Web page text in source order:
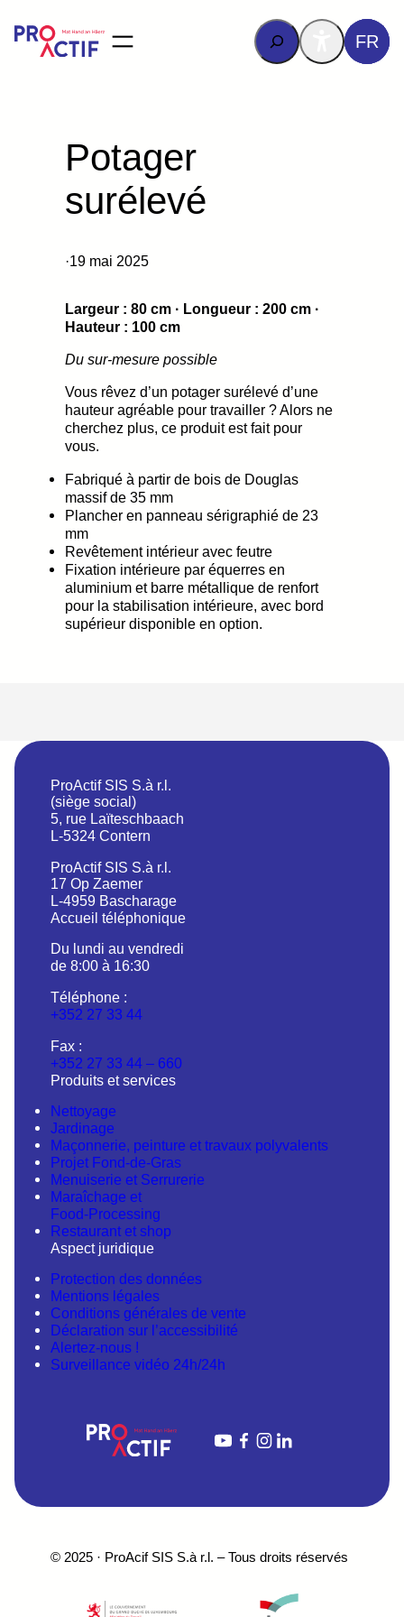
Rechercher
FR
Potager
surélevé
·19 mai 2025
Largeur : 80 cm · Longueur : 200 cm ·
Hauteur : 100 cm
Du sur-mesure possible
Vous rêvez d’un potager surélevé d’une
hauteur agréable pour travailler ? Alors ne
cherchez plus, ce produit est fait pour
vous.
Fabriqué à partir de bois de Douglas
massif de 35 mm
Plancher en panneau sérigraphié de 23
mm
Revêtement intérieur avec feutre
Fixation intérieure par équerres en
aluminium et barre métallique de renfort
pour la stabilisation intérieure, avec bord
supérieur disponible en option.
ProActif SIS S.à r.l.
(siège social)
5, rue Laïteschbaach
L-5324 Contern
ProActif SIS S.à r.l.
17 Op Zaemer
L-4959 Bascharage
Accueil téléphonique
Du lundi au vendredi
de 8:00 à 16:30
Téléphone :
+352 27 33 44
Fax :
+352 27 33 44 – 660
Produits et services
Nettoyage
Jardinage
Maçonnerie, peinture et travaux polyvalents
Projet Fond-de-Gras
Menuiserie et Serrurerie
Maraîchage et
Food-Processing
Restaurant et shop
Aspect juridique
Protection des données
Mentions légales
Conditions générales de vente
Déclaration sur l’accessibilité
Alertez-nous !
Surveillance vidéo 24h/24h
YouTube
Facebook
Instagram
LinkedIn
© 2025 · ProAcif SIS S.à r.l. – Tous droits réservés